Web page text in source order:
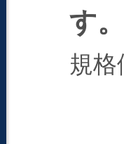
す。
規格